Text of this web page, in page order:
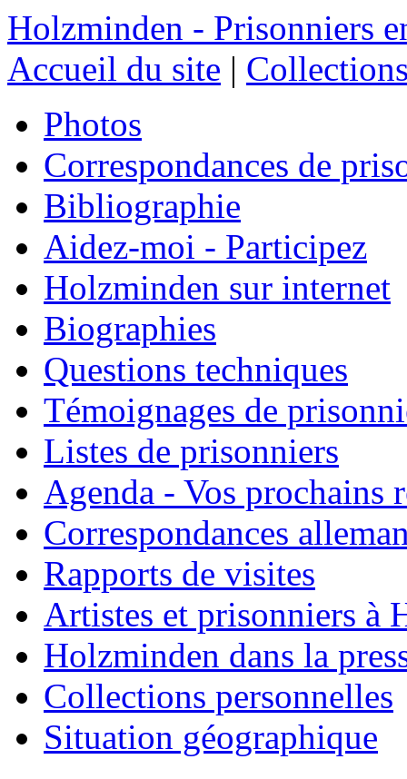
Holzminden - Prisonniers
Accueil du site |
Photos
Correspondances de
Bibliographie
Aidez-moi - Participez
Holzminden sur internet
Biographies
Questions techniques
Témoignages de
Listes de prisonniers
Agenda - Vos prochains
Correspondances
Rapports de visites
Artistes et prisonniers à
Holzminden dans la
Collections personnelles
Situation géographique